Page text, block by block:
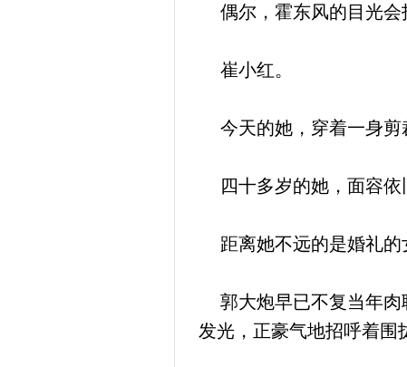
偶尔，霍东风的目光会
崔小红。
今天的她，穿着一身剪
四十多岁的她，面容依
距离她不远的是婚礼的
郭大炮早已不复当年肉
发光，正豪气地招呼着围